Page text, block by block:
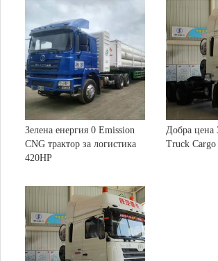
номер:
Шаси
Задна ос:
13T MAN
редуктор на
скоростта
на
Допустимо
натоварване
на предната
ос:
7000 кг
на
Операция
Зелена енергия 0 Emission
CNG трактор за логистика
420HP
Добра цена
Truck Cargo